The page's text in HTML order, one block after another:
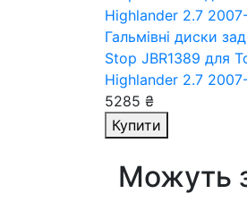
Гальмівні диски
Stop JBR1389 для
Highlander 2.7
5285 ₴
Купити
Можуть